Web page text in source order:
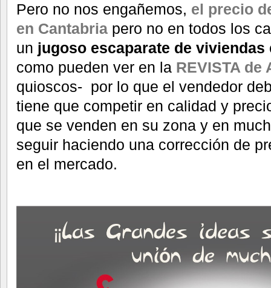
Pero no nos engañemos, el precio
en Cantabria pero no en todos los
un jugoso escaparate de viviendas
como pueden ver en la REVISTA de
quioscos- por lo que el vendedor
tiene que competir en calidad y
que se venden en su zona y en
seguir haciendo una corrección de
en el mercado.